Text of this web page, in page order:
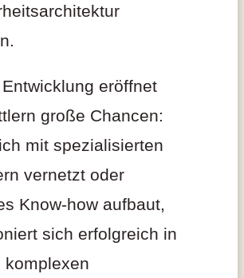
eröffnet
große Chancen:
mit spezialisierten
vernetzt oder
Know-how aufbaut,
sich erfolgreich in
komplexen